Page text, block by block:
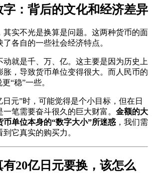
字：背后的文化和经济差异
其实不光是换算是问题。这两种货币的面
各自的一些社会经济特点。
动就是千、万、亿。这主要是因为历史上
胀，导致货币单位变得很大。而人民币的
“稳”一些。
日元”时，可能觉得是个小目标，但在日
笔需要奋斗很久的巨大财富。 金额的大
币单位本身的“数字大小”所迷惑 ，我们需
它真实的购买力。
20亿日元要换，该怎么